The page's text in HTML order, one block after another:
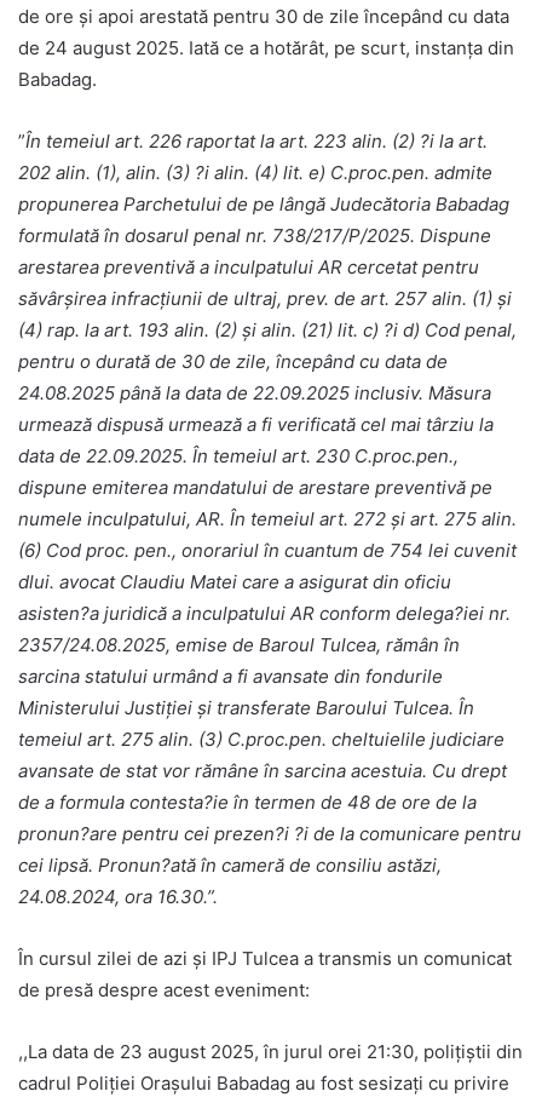
de ore și apoi arestată pentru 30 de zile începând cu data
de 24 august 2025. Iată ce a hotărât, pe scurt, instanța din
Babadag.
”În temeiul art. 226 raportat la art. 223 alin. (2) ?i la art.
202 alin. (1), alin. (3) ?i alin. (4) lit. e) C.proc.pen. admite
propunerea Parchetului de pe lângă Judecătoria Babadag
formulată în dosarul penal nr. 738/217/P/2025. Dispune
arestarea preventivă a inculpatului AR cercetat pentru
săvârşirea infracţiunii de ultraj, prev. de art. 257 alin. (1) şi
(4) rap. la art. 193 alin. (2) şi alin. (21) lit. c) ?i d) Cod penal,
pentru o durată de 30 de zile, începând cu data de
24.08.2025 până la data de 22.09.2025 inclusiv. Măsura
urmează dispusă urmează a fi verificată cel mai târziu la
data de 22.09.2025. În temeiul art. 230 C.proc.pen.,
dispune emiterea mandatului de arestare preventivă pe
numele inculpatului, AR. În temeiul art. 272 şi art. 275 alin.
(6) Cod proc. pen., onorariul în cuantum de 754 lei cuvenit
dlui. avocat Claudiu Matei care a asigurat din oficiu
asisten?a juridică a inculpatului AR conform delega?iei nr.
2357/24.08.2025, emise de Baroul Tulcea, rămân în
sarcina statului urmând a fi avansate din fondurile
Ministerului Justiţiei şi transferate Baroului Tulcea. În
temeiul art. 275 alin. (3) C.proc.pen. cheltuielile judiciare
avansate de stat vor rămâne în sarcina acestuia. Cu drept
de a formula contesta?ie în termen de 48 de ore de la
pronun?are pentru cei prezen?i ?i de la comunicare pentru
cei lipsă. Pronun?ată în cameră de consiliu astăzi,
24.08.2024, ora 16.30.”.
În cursul zilei de azi și IPJ Tulcea a transmis un comunicat
de presă despre acest eveniment:
,,La data de 23 august 2025, în jurul orei 21:30, polițiștii din
cadrul Poliției Orașului Babadag au fost sesizați cu privire